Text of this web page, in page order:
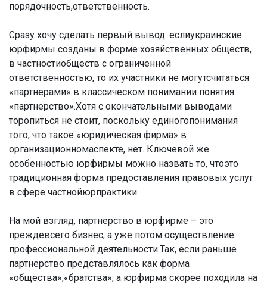
порядочность,ответственность.
Сразу хочу сделать первый вывод: еслиукраинские
юрфирмы созданы в форме хозяйственных обществ,
в частностиобществ с ограниченной
ответственностью, то их участники не могутсчитаться
«партнерами» в классическом понимании понятия
«партнерство».Хотя с окончательными выводами
торопиться не стоит, поскольку единогопонимания
того, что такое «юридическая фирма» в
организационномаспекте, нет. Ключевой же
особенностью юрфирмы можно назвать то, чтоэто
традиционная форма предоставления правовых услуг
в сфере частнойюрпрактики.
На мой взгляд, партнерство в юрфирме – это
преждевсего бизнес, а уже потом осуществление
профессиональной деятельности.Так, если раньше
партнерство представлялось как форма
«общества»,«братства», а юрфирма скорее походила на